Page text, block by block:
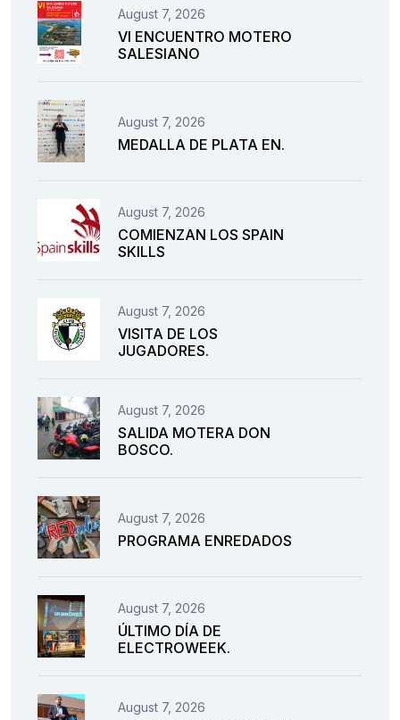
August 7, 2026
VI ENCUENTRO MOTERO
SALESIANO
August 7, 2026
MEDALLA DE PLATA EN.
August 7, 2026
COMIENZAN LOS SPAIN
SKILLS
August 7, 2026
VISITA DE LOS
JUGADORES.
August 7, 2026
SALIDA MOTERA DON
BOSCO.
August 7, 2026
PROGRAMA ENREDADOS
August 7, 2026
ÚLTIMO DÍA DE
ELECTROWEEK.
August 7, 2026